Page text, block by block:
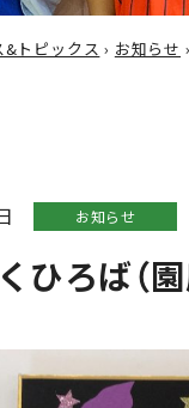
&トピックス › お知らせ
お知らせ
ひろば（